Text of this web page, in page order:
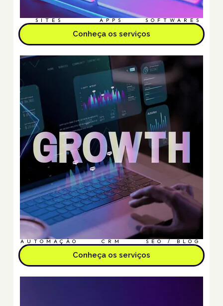
SITES APPS SOFTWARES
Conheça os serviços
AUTOMAÇÃO CRM SEO / BLOG
Conheça os serviços